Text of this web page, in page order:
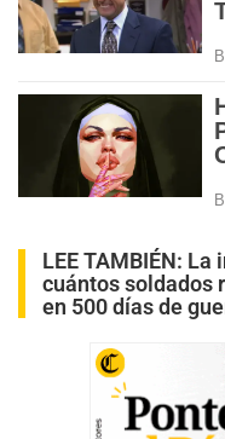
LEE TAMBIÉN: La
cuántos soldados
en 500 días de